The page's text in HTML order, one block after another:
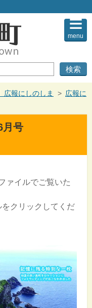
へ
menu
広報にしのしま > 広報に
号
ァイルでご覧いた
クリックしてくだ